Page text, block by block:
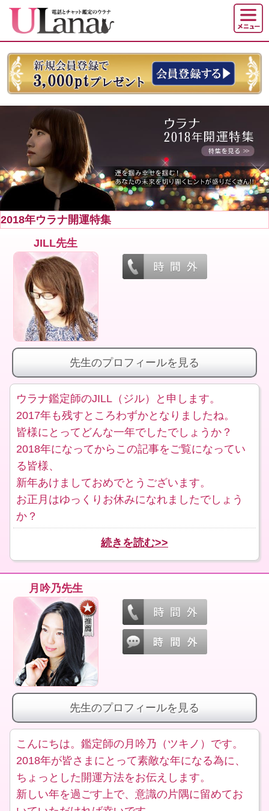
2018年ウラナ開運特集
JILL先生
先生のプロフィールを見る
ウラナ鑑定師のJILL（ジル）と申します。
2017年も残すところわずかとなりましたね。
皆様にとってどんな一年でしたでしょうか？
2018年になってからこの記事をご覧になってい
る皆様、
新年あけましておめでとうございます。
お正月はゆっくりお休みになれましたでしょう
か？
続きを読む>>
月吟乃先生
先生のプロフィールを見る
こんにちは。鑑定師の月吟乃（ツキノ）です。
2018年が皆さまにとって素敵な年になる為に、
ちょっとした開運方法をお伝えします。
新しい年を過ごす上で、意識の片隅に留めてお